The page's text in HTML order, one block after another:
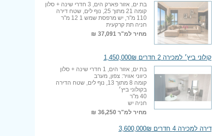
בת ים, אזור פארק הים, 3 חדרי שינה + סלון
קומה 21 מתוך 25, נוף לים, שטח דירה
110 מ"ר, יש מרפסת שמש 1 12 מ"ר
חניה תת קרקעית
מחיר למ"ר37,091 ₪
קולוני ביץ׳ למכירה 2 חדרים 1,450,000₪
בת ים, אזור הים, 1 חדרי שינה + סלון
כיווני אוויר: צפון, מערב
קומה 8 מתוך 13, נוף לים, שטח הדירה
בקולוני ביץ׳
40 מ"ר
חניה יש
מחיר למ"ר 36,250 ₪
דירה למכירה 4 חדרים 3,600,000₪